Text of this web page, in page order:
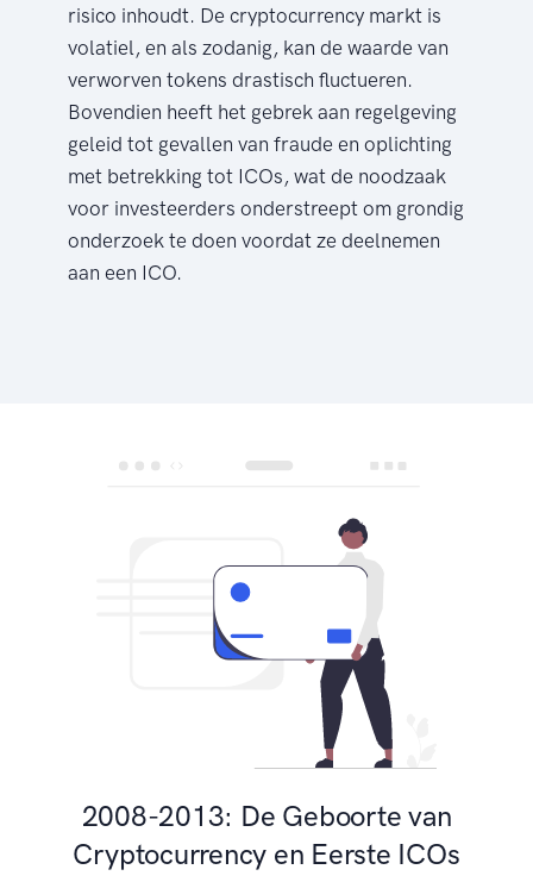
risico inhoudt. De cryptocurrency markt is
volatiel, en als zodanig, kan de waarde van
verworven tokens drastisch fluctueren.
Bovendien heeft het gebrek aan regelgeving
geleid tot gevallen van fraude en oplichting
met betrekking tot ICOs, wat de noodzaak
voor investeerders onderstreept om grondig
onderzoek te doen voordat ze deelnemen
aan een ICO.
2008-2013: De Geboorte van
Cryptocurrency en Eerste ICOs